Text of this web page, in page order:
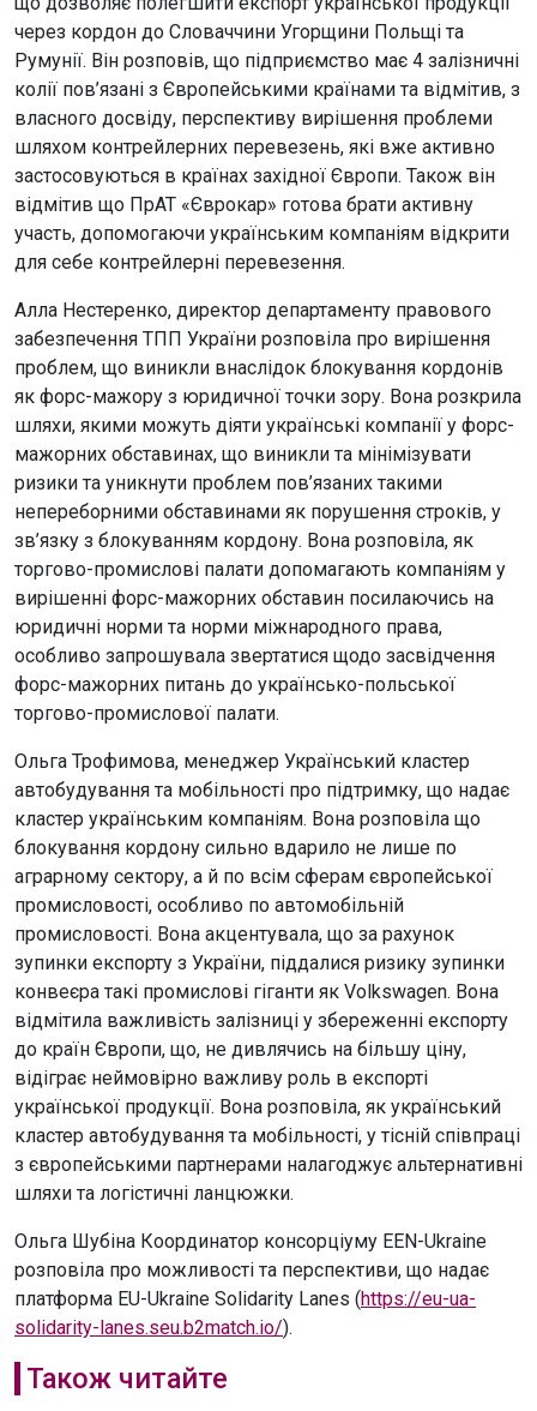
через кордон до Словаччини Угорщини Польщі та
Румунії. Він розповів, що підприємство має 4 залізничні
колії пов’язані з Європейськими країнами та відмітив, з
власного досвіду, перспективу вирішення проблеми
шляхом контрейлерних перевезень, які вже активно
застосовуються в країнах західної Європи. Також він
відмітив що ПрАТ «Єврокар» готова брати активну
участь, допомогаючи українським компаніям відкрити
для себе контрейлерні перевезення.
Алла Нестеренко, директор департаменту правового
забезпечення ТПП України розповіла про вирішення
проблем, що виникли внаслідок блокування кордонів
як форс-мажору з юридичної точки зору. Вона розкрила
шляхи, якими можуть діяти українські компанії у форс-
мажорних обставинах, що виникли та мінімізувати
ризики та уникнути проблем пов’язаних такими
непереборними обставинами як порушення строків, у
зв’язку з блокуванням кордону. Вона розповіла, як
торгово-промислові палати допомагають компаніям у
вирішенні форс-мажорних обставин посилаючись на
юридичні норми та норми міжнародного права,
особливо запрошувала звертатися щодо засвідчення
форс-мажорних питань до українсько-польської
торгово-промислової палати.
Ольга Трофимова, менеджер Український кластер
автобудування та мобільності про підтримку, що надає
кластер українським компаніям. Вона розповіла що
блокування кордону сильно вдарило не лише по
аграрному сектору, а й по всім сферам європейської
промисловості, особливо по автомобільній
промисловості. Вона акцентувала, що за рахунок
зупинки експорту з України, піддалися ризику зупинки
конвеєра такі промислові гіганти як Volkswagen. Вона
відмітила важливість залізниці у збереженні експорту
до країн Європи, що, не дивлячись на більшу ціну,
відіграє неймовірно важливу роль в експорті
української продукції. Вона розповіла, як український
кластер автобудування та мобільності, у тісній співпраці
з європейськими партнерами налагоджує альтернативні
шляхи та логістичні ланцюжки.
Ольга Шубіна Координатор консорціуму EEN-Ukraine
розповіла про можливості та перспективи, що надає
платформа EU-Ukraine Solidarity Lanes (https://eu-ua-
solidarity-lanes.seu.b2match.io/).
Також читайте